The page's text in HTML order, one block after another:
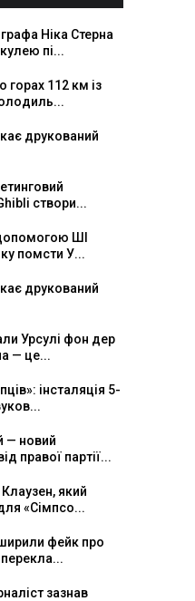
Ніка Стерна
пі...
горах 112 км із
друкований
створи...
ШІ
помсти У...
друкований
Урсулі фон дер
— це...
інсталяція 5-
— новий
правої партії...
який
«Сімпсо...
фейк про
перекла...
зазнав